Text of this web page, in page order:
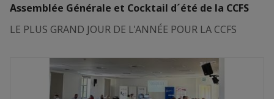
Assemblée Générale et Cocktail d´été de la CCFS
LE PLUS GRAND JOUR DE L'ANNÉE POUR LA CCFS